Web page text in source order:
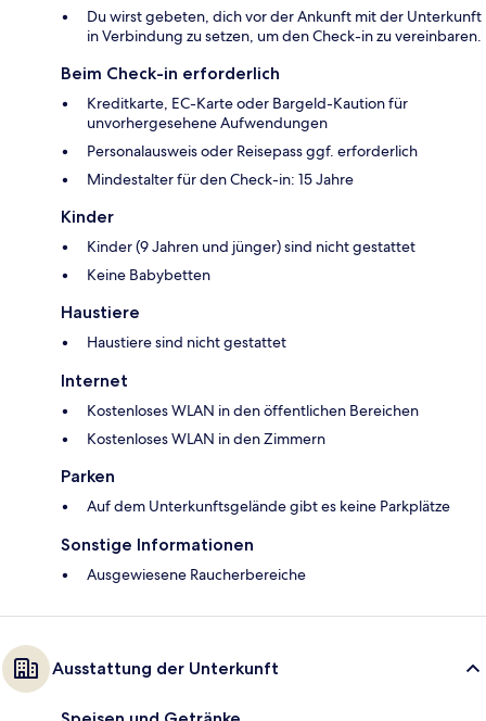
Du wirst gebeten, dich vor der Ankunft mit der Unterkunft
in Verbindung zu setzen, um den Check-in zu vereinbaren.
Beim Check-in erforderlich
Kreditkarte, EC-Karte oder Bargeld-Kaution für
unvorhergesehene Aufwendungen
Personalausweis oder Reisepass ggf. erforderlich
Mindestalter für den Check-in: 15 Jahre
Kinder
Kinder (9 Jahren und jünger) sind nicht gestattet
Keine Babybetten
Haustiere
Haustiere sind nicht gestattet
Internet
Kostenloses WLAN in den öffentlichen Bereichen
Kostenloses WLAN in den Zimmern
Parken
Auf dem Unterkunftsgelände gibt es keine Parkplätze
Sonstige Informationen
Ausgewiesene Raucherbereiche
Ausstattung der Unterkunft